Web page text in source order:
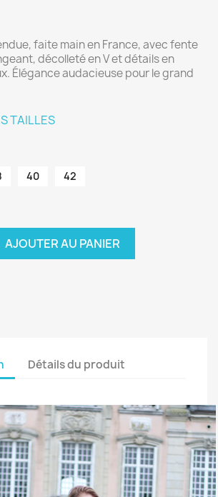
faite main en France, avec fente
décolleté en V et détails en
Élégance audacieuse pour le grand
TAILLES
40 42
AJOUTER AU PANIER
Détails du produit